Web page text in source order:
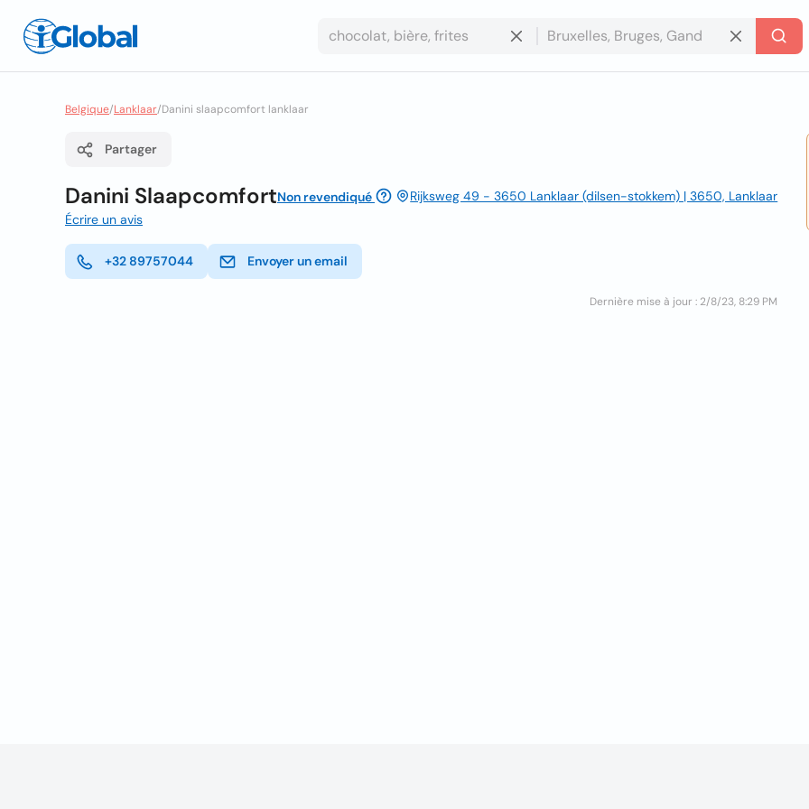
Belgique/Lanklaar/Danini slaapcomfort lanklaar
Partager
Danini SlaapcomfortNon revendiqué
Rijksweg 49 - 3650 Lanklaar (dilsen-stokkem) | 3650, Lanklaar
Écrire un avis
+32 89757044 Envoyer un email
Dernière mise à jour : 2/8/23, 8:29 PM